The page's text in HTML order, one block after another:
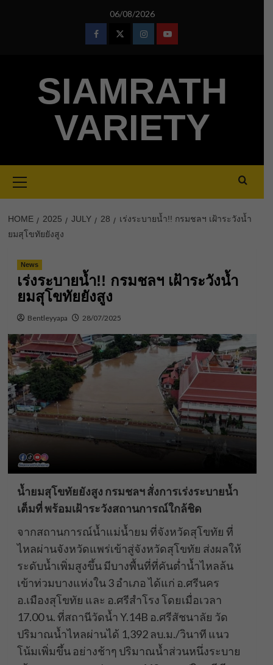
06/08/2026
FacebookTwitterInstagramYoutube
SIAMRATH
VARIETY
Menu
HOME 2025 JULY 28
เร่งระบายน้ำ!! กรมชลฯ เฝ้าระวังน้ำ
ยมสุโขทัยยังสูง
News
เร่งระบายน้ำ!! กรมชลฯ เฝ้าระวังน้ำ
ยมสุโขทัยยังสูง
Bentleyyapa 28/07/2025
น้ำยมสุโขทัยยังสูง กรมชลฯ สั่งการเร่งระบายน้ำ
เต็มที่ พร้อมเฝ้าระวังสถานการณ์ใกล้ชิด
จากสถานการณ์น้ำแม่น้ำยม ที่จังหวัดสุโขทัย ที่
ไหลผ่านจังหวัดแพร่เข้าสู่จังหวัดสุโขทัย ส่งผลให้
ระดับน้ำเพิ่มสูงขึ้น มีบางพื้นที่ที่คันต่ำน้ำไหลล้น
เข้าท่วมบางแห่งใน 3 อำเภอ ได้แก่ อ.ศรีนคร
อ.เมืองสุโขทัย และ อ.ศรีสำโรง โดยเมื่อเวลา
17.00 น. ที่สถานีวัดน้ำ Y.14B อ.ศรีสัชนาลัย วัด
ปริมาณน้ำไหลผ่านได้ 1,392 ลบ.ม./วินาที แนว
โน้มเพิ่มขึ้น อย่างช้าๆ ปริมาณน้ำส่วนหนึ่งระบาย